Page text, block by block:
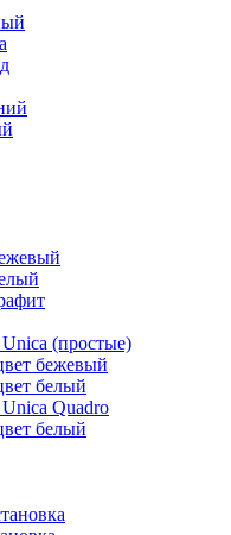
(простые)
бежевый
белый
Quadro
белый